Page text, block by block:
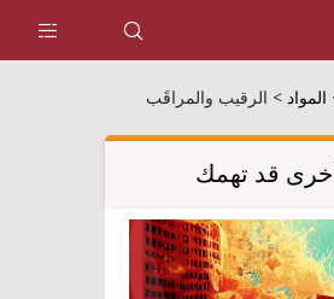
المواد > الرقيب والمراقَب
قد تهمك